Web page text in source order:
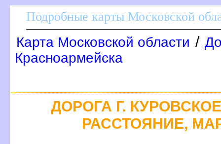
Подробные карты Московской
Карта Московской области /
Красноармейска
ДОРОГА Г.
РАССТОЯНИЕ,